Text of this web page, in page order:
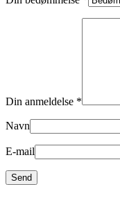
Din anmeldelse *
Navn
E-mail